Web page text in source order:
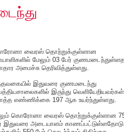
வைரஸ் தொற்றுக்குள்ளான
மேலும் 03 பேர்
அமைச்சு தெரிவித்துள்ளது.
இதுவரை குணமடைந்து
இருந்து வெளியேறியவர்கள்
எண்ணிக்கை 197 ஆக உயர்ந்துள்ளது.
கொரோனா வைரஸ் தொற்றுக்குள்ளான
இதுவரை அடையாளம் காணப்பட்டுள்ளதோடு